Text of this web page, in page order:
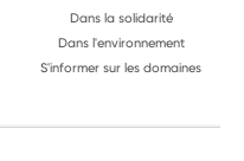
Dans la solidarité
Dans l'environnement
S'informer sur les domaines